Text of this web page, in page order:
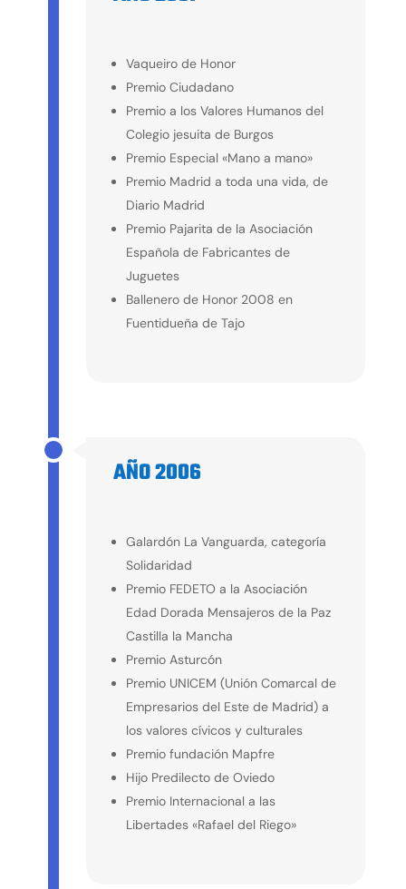
Vaqueiro de Honor
Premio Ciudadano
Premio a los Valores Humanos del
Colegio jesuita de Burgos
Premio Especial «Mano a mano»
Premio Madrid a toda una vida, de
Diario Madrid
Premio Pajarita de la Asociación
Española de Fabricantes de
Juguetes
Ballenero de Honor 2008 en
Fuentidueña de Tajo
AÑO 2006
Galardón La Vanguarda, categoría
Solidaridad
Premio FEDETO a la Asociación
Edad Dorada Mensajeros de la Paz
Castilla la Mancha
Premio Asturcón
Premio UNICEM (Unión Comarcal de
Empresarios del Este de Madrid) a
los valores cívicos y culturales
Premio fundación Mapfre
Hijo Predilecto de Oviedo
Premio Internacional a las
Libertades «Rafael del Riego»